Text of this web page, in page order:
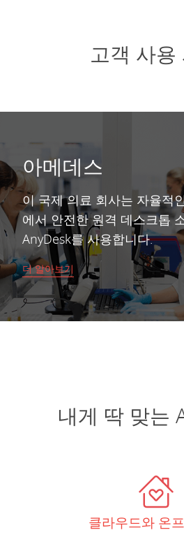
고객 사용
아메데스
이 국제 의료 회사는 자율적
에서 안전한 원격 데스크톱
AnyDesk를 사용합니다.
더 알아보기
내게 딱 맞는
클라우드와 온